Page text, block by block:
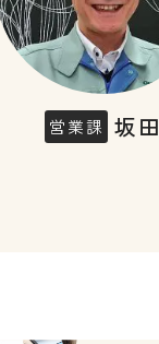
営業課 坂田